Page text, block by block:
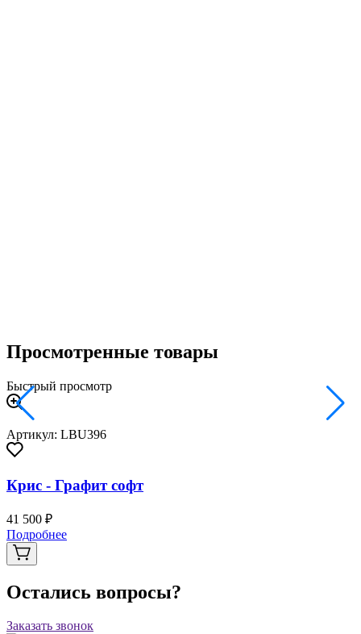
Просмотренные товары
Быстрый просмотр
Артикул: LBU396
Крис - Графит софт
41 500 ₽
Подробнее
Остались вопросы?
Заказать звонок